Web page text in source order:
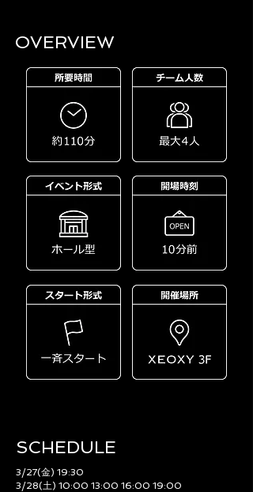
OVERVIEW​
SCHEDULE​
3/27(金) 19:30
3/28(土) 10:00 13:00 16:00 19:00